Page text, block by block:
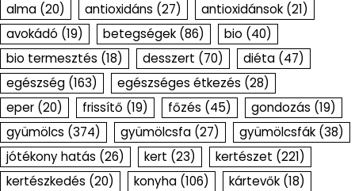
alma (20) antioxidáns (27) antioxidánsok (21)
avokádó (19) betegségek (86) bio (40)
bio termesztés (18) desszert (70) diéta (47)
egészség (163) egészséges étkezés (28)
eper (20) frissítő (19) főzés (45) gondozás (19)
gyümölcs (374) gyümölcsfa (27) gyümölcsfák (38)
jótékony hatás (26) kert (23) kertészet (221)
kertészkedés (20) konyha (106) kártevők (18)